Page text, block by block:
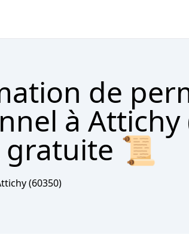
de
à Attichy
📜
(60350)